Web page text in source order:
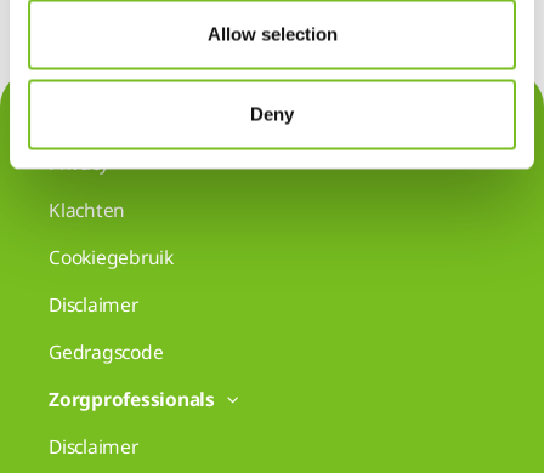
Allow selection
Deny
Privacy
Klachten
Cookiegebruik
Disclaimer
Gedragscode
Zorgprofessionals
Disclaimer